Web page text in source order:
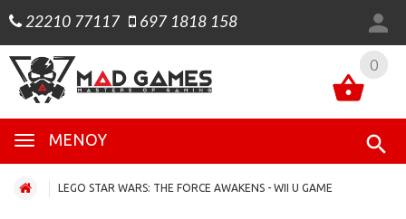
22210 77117 697 1818 158
0
ΜΕΝΟΎ
0
LEGO STAR WARS: THE FORCE AWAKENS - WII U GAME